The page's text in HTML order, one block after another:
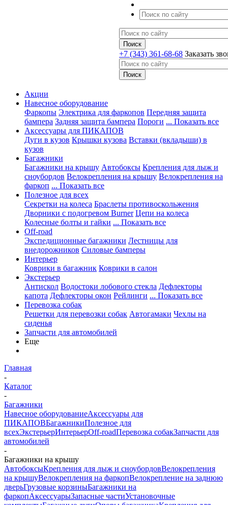
+7 (343) 361-68-68 Заказать
Акции
Навесное оборудование
Фаркопы Электрика для фаркопов Передняя защита
бампера Задняя защита бампера Пороги ... Показать все
Аксессуары для ПИКАПОВ
Дуги в кузов Крышки кузова Вставки (вкладыши) в
кузов
Багажники
Багажники на крышу Автобоксы Крепления для лыж и
сноубордов Велокрепления на крышу Велокрепления на
фаркоп ... Показать все
Полезное для всех
Секретки на колеса Браслеты противоскольжения
Дворники с подогревом Burner Цепи на колеса
Колесные болты и гайки ... Показать все
Off-road
Экспедиционные багажники Лестницы для
внедорожников Силовые бамперы
Интерьер
Коврики в багажник Коврики в салон
Экстерьер
Антискол Водостоки лобового стекла Дефлекторы
капота Дефлекторы окон Рейлинги ... Показать все
Перевозка собак
Решетки для перевозки собак Автогамаки Чехлы на
сиденья
Запчасти для автомобилей
Еще
Главная
-
Каталог
-
Багажники
Навесное оборудованиеАксессуары для
ПИКАПОВБагажникиПолезное для
всехЭкстерьерИнтерьерOff-roadПеревозка собакЗапчасти для
автомобилей
-
Багажники на крышу
АвтобоксыКрепления для лыж и сноубордовВелокрепления
на крышуВелокрепления на фаркопВелокрепление на заднюю
дверьГрузовые корзиныБагажники на
фаркопАксессуарыЗапасные частиУстановочные